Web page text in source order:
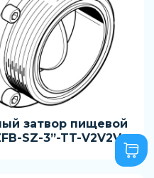
затвор пищевой
SZ-3”-TT-V2V2V